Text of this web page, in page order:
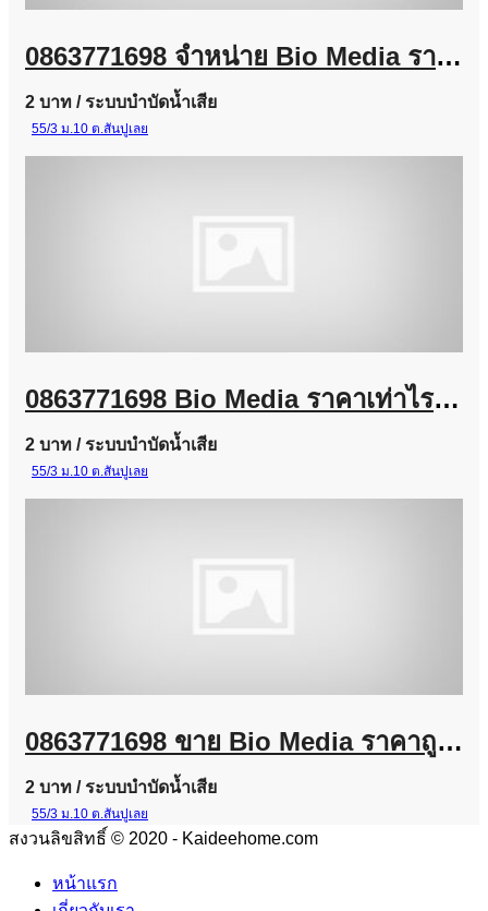
0863771698 จำหน่าย Bio Media ราคาส่ง สำหรับโรงงานและงานระบบบำบัดน้ำเสีย
2 บาท / ระบบบำบัดน้ำเสีย
55/3 ม.10 ต.สันปูเลย
0863771698 Bio Media ราคาเท่าไร? จำหน่ายจากโรงงานผู้ผลิต
2 บาท / ระบบบำบัดน้ำเสีย
55/3 ม.10 ต.สันปูเลย
0863771698 ขาย Bio Media ราคาถูก | ลูกมีเดียบำบัดน้ำเสีย พร้อมส่งทั่วประเทศ
2 บาท / ระบบบำบัดน้ำเสีย
55/3 ม.10 ต.สันปูเลย
สงวนลิขสิทธิ์ © 2020 - Kaideehome.com
หน้าแรก